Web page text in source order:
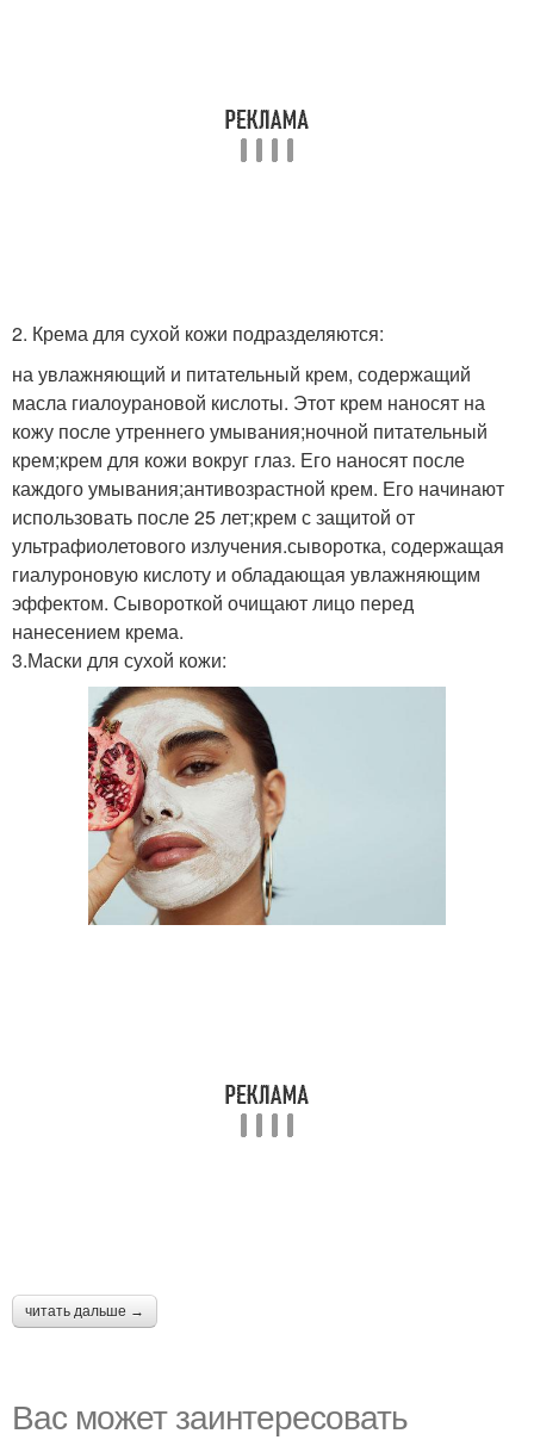
2. Крема для сухой кожи подразделяются:
на увлажняющий и питательный крем, содержащий
масла гиалоурановой кислоты. Этот крем наносят на
кожу после утреннего умывания;ночной питательный
крем;крем для кожи вокруг глаз. Его наносят после
каждого умывания;антивозрастной крем. Его начинают
использовать после 25 лет;крем с защитой от
ультрафиолетового излучения.сыворотка, содержащая
гиалуроновую кислоту и обладающая увлажняющим
эффектом. Сывороткой очищают лицо перед
нанесением крема.
3.Маски для сухой кожи:
читать дальше →
Вас может заинтересовать